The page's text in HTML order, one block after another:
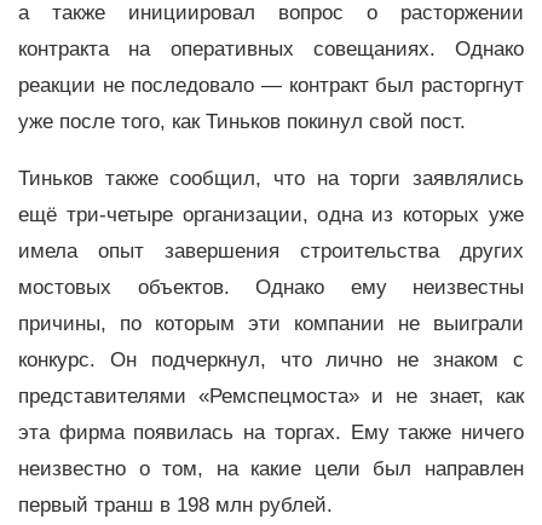
а также инициировал вопрос о расторжении
контракта на оперативных совещаниях. Однако
реакции не последовало — контракт был расторгнут
уже после того, как Тиньков покинул свой пост.
Тиньков также сообщил, что на торги заявлялись
ещё три-четыре организации, одна из которых уже
имела опыт завершения строительства других
мостовых объектов. Однако ему неизвестны
причины, по которым эти компании не выиграли
конкурс. Он подчеркнул, что лично не знаком с
представителями «Ремспецмоста» и не знает, как
эта фирма появилась на торгах. Ему также ничего
неизвестно о том, на какие цели был направлен
первый транш в 198 млн рублей.